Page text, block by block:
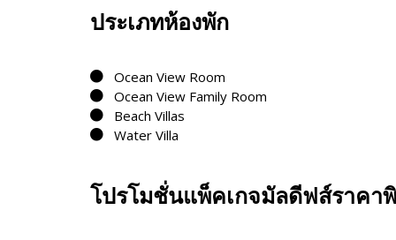
ประเภทห้องพัก
Ocean View Room
Ocean View Family Room
Beach Villas
Water Villa
โปรโมชั่นแพ็คเกจมัลดีฟส์ราคา